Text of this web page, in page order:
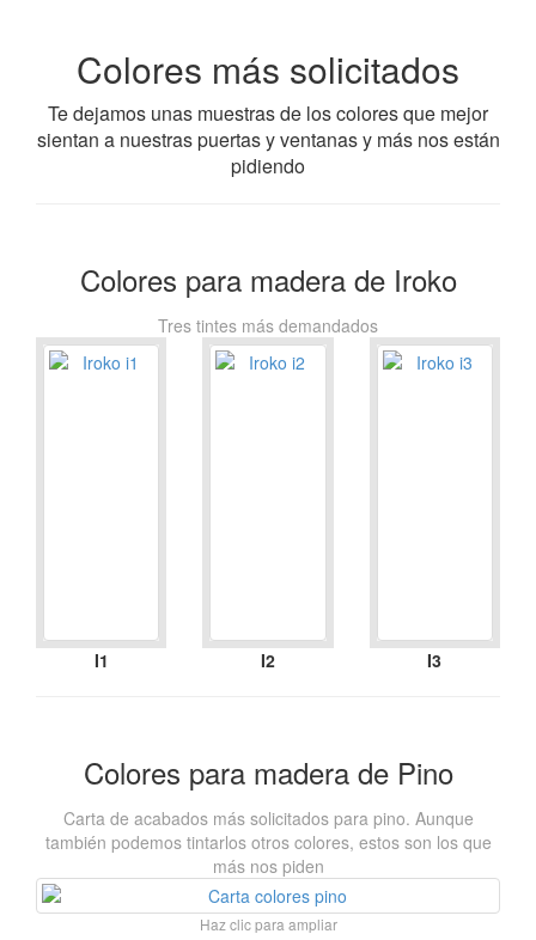
Colores más solicitados
Te dejamos unas muestras de los colores que mejor
sientan a nuestras puertas y ventanas y más nos están
pidiendo
Colores para madera de Iroko
Tres tintes más demandados
I1 I2 I3
Colores para madera de Pino
Carta de acabados más solicitados para pino. Aunque
también podemos tintarlos otros colores, estos son los que
más nos piden
Haz clic para ampliar